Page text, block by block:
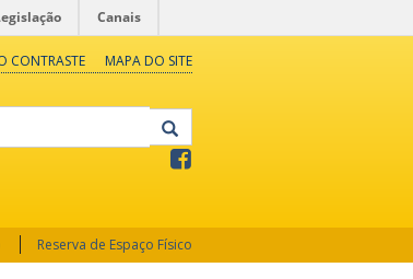
Canais
CONTRASTE MAPA DO SITE
Reserva de Espaço Físico